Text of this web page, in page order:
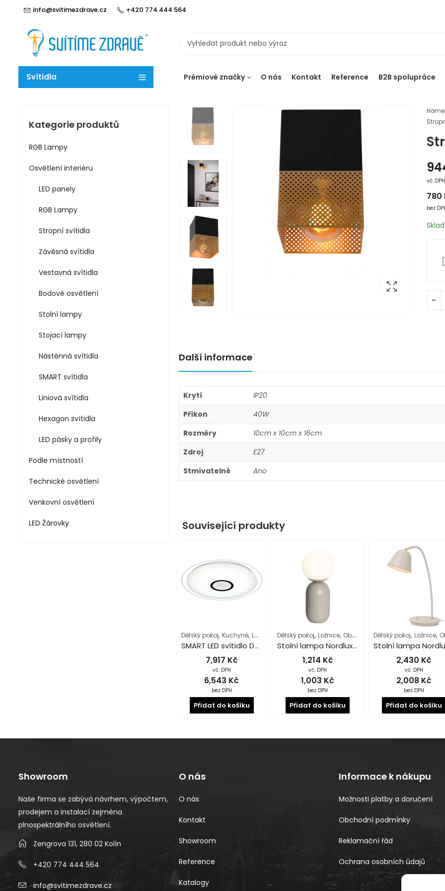
info@svitimezdrave.cz +420 774 444 564
Svítidla Prémiové značky O nás Kontakt Reference B2B spolupráce
Home
vč. DPH
780
bez
Další informace
Krytí
IP20
Příkon
40W
Rozměry
10cm x 10cm x 16cm
Zdroj
E27
Stmívatelné
Ano
Související produkty
Dětský pokoj, Kuchyně, Ložnice Obývací pokoj,Osvětlení interiéru,Podle místností,
SMART LED svítidlo Dalen C319TX
7,917 Kč
vč. DPH
6,543 Kč
bez DPH
Přidat do košíku
Dětský pokoj, Ložnice, Obývací pokoj ,Osvětlení interiéru
Stolní lampa Nordlux Notti
1,214 Kč
vč. DPH
1,003 Kč
bez DPH
Přidat do košíku
Dětský pokoj, Ložnice,
2,430 Kč
vč. DPH
2,008 Kč
bez DPH
Přidat do košíku
Kategorie produktů
RGB Lampy
Osvětlení interiéru
LED panely
RGB Lampy
Stropní svítidla
Závěsná svítidla
Vestavná svítidla
Bodové osvětlení
Stolní lampy
Stojací lampy
Nástěnná svítidla
SMART svítidla
Liniová svítidla
Hexagon svítidla
LED pásky a profily
Podle místností
Technické osvětlení
Venkovní osvětlení
LED Žárovky
Showroom
Naše firma se zabývá návrhem, výpočtem,
prodejem a instalací zejména
plnospektrálního osvětlení.
Zengrova 131, 280 02 Kolín
+420 774 444 564
info@svitimezdrave.cz
O nás
O nás
Kontakt
Showroom
Reference
Katalogy
Informace k nákupu
Možnosti platby a doručení
Obchodní podmínky
Reklamační řád
Ochrana osobních údajů